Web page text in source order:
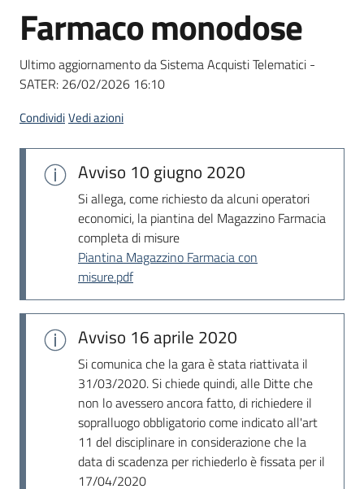
Bandi
strumenti
di
acquisto
Supporto
Piattaforme
telematiche
Salta al contenuto
Farmaco monodose
Ultimo aggiornamento da Sistema Acquisti Telematici -
SATER: 26/02/2026 16:10
CondividiVedi azioni
Avviso 10 giugno 2020
Si allega, come richiesto da alcuni operatori
economici, la piantina del Magazzino Farmacia
completa di misure
Piantina Magazzino Farmacia con
misure.pdf
Avviso 16 aprile 2020
Si comunica che la gara è stata riattivata il
31/03/2020. Si chiede quindi, alle Ditte che
non lo avessero ancora fatto, di richiedere il
sopralluogo obbligatorio come indicato all'art
11 del disciplinare in considerazione che la
data di scadenza per richiederlo è fissata per il
17/04/2020